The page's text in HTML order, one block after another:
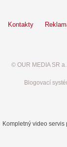
Kontakty
© OUR MEDIA SR
Blogovací
Kompletný video servis